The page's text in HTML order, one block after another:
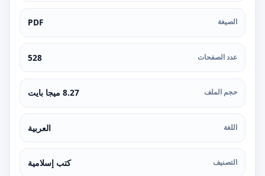
الصيغة PDF
عدد الصفحات 528
حجم الملف 8.27 ميجا بايت
اللغة العربية
التصنيف كتب إسلامية